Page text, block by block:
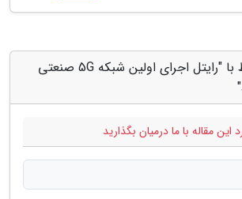
دیدگاه های مرتبط با "رایتل اجرای اولین شبکه 5G صنعتی
این مقاله با ما درمیان بگذارید